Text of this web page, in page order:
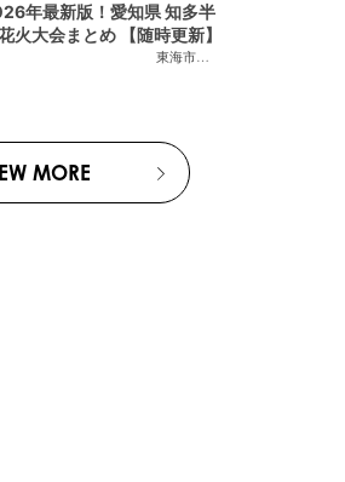
東海市
,大府市
年最新版！愛知県 知多半
火大会まとめ 【随時更新】
MORE